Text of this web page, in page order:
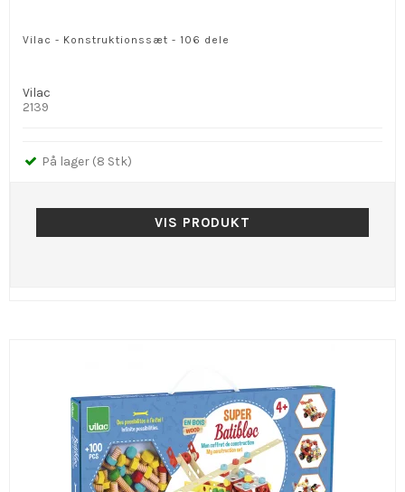
Vilac - Konstruktionssæt - 106 dele
Vilac
2139
På lager (8 Stk)
VIS PRODUKT